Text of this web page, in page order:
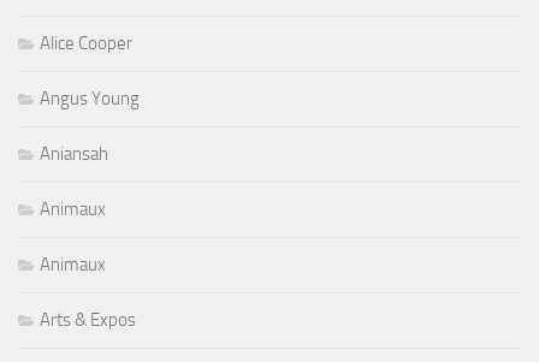
Alice Cooper
Angus Young
Aniansah
Animaux
Animaux
Arts & Expos